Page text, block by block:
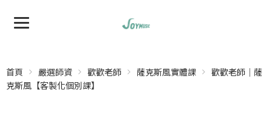
首頁 嚴選師資 歡歡老師 薩克斯風實體課
歡歡老師｜薩
克斯風【客製化個別課】